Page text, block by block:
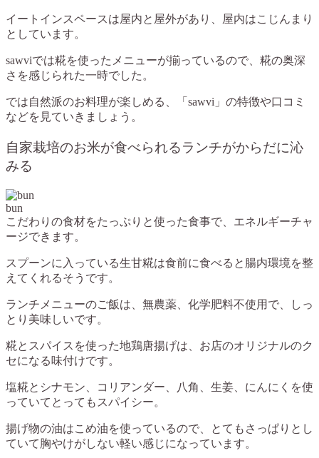
イートインスペースは屋内と屋外があり、屋内はこじんまり
としています。
sawviでは糀を使ったメニューが揃っているので、糀の奥深
さを感じられた一時でした。
では自然派のお料理が楽しめる、「 sawvi」の特徴や口コミ
などを見ていきましょう。
自家栽培のお米が食べられるランチがからだに沁
みる
bun
こだわりの食材をたっぷりと使った食事で、エネルギーチャ
ージできます。
スプーンに入っている生甘糀は食前に食べると腸内環境を整
えてくれるそうです。
ランチメニューのご飯は、無農薬、化学肥料不使用で、しっ
とり美味しいです。
糀とスパイスを使った地鶏唐揚げは、お店のオリジナルのク
セになる味付けです。
塩糀とシナモン、コリアンダー、八角、生姜、にんにくを使
っていてとってもスパイシー。
揚げ物の油はこめ油を使っているので、とてもさっぱりとし
ていて胸やけがしない軽い感じになっています。